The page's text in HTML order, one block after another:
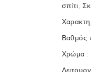
σπίτι,
Βαθμός
Χρώμα :